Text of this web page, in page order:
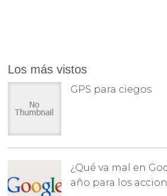
Los más vistos
GPS para ciegos
¿Qué va mal en
año para los